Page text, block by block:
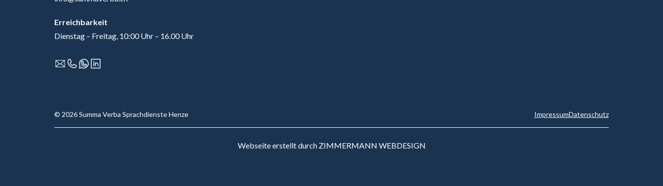
Erreichbarkeit
Dienstag – Freitag, 10:00 Uhr – 16.00 Uhr
© 2026 Summa Verba Sprachdienste Henze ImpressumDatenschutz
Webseite erstellt durch ZIMMERMANN WEBDESIGN